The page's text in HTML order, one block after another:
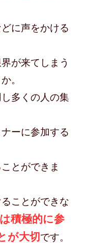
に声をかける
が来てしまう
。
多くの人の集
ーに参加する
とができま
ことができな
積極的に参
が大切です。